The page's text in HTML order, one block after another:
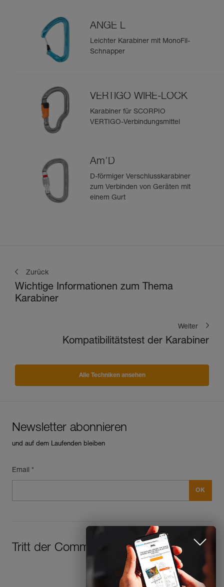
ANGE L
Leichter Karabiner mit MonoFil-
Schnapper
VERTIGO WIRE-LOCK
Karabiner für SCORPIO
VERTIGO-Verbindungsmittel
Am’D
D-förmiger Verschlusskarabiner
zum Verbinden von Geräten mit
einem Gurt
Zurück
Wichtige Informationen zum Thema
Karabiner
Weiter
Kompatibilitätstest der Karabiner
Alle Techniken ansehen
Newsletter abonnieren
CLOSE
Newsletter abonnieren
und auf dem Laufenden bleiben
Email *
Tritt der Community bei!